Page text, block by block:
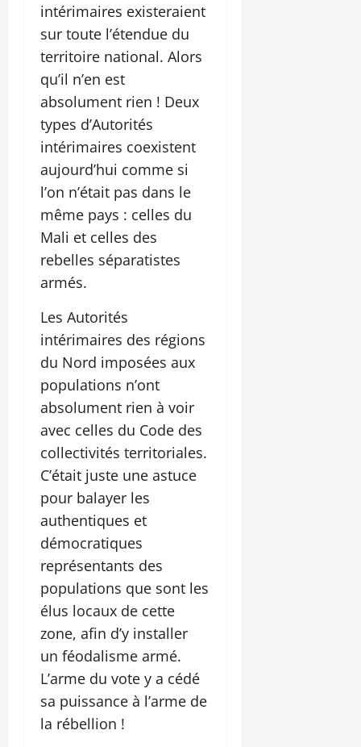
intérimaires existeraient
sur toute l’étendue du
territoire national. Alors
qu’il n’en est
absolument rien ! Deux
types d’Autorités
intérimaires coexistent
aujourd’hui comme si
l’on n’était pas dans le
même pays : celles du
Mali et celles des
rebelles séparatistes
armés.
Les Autorités
intérimaires des régions
du Nord imposées aux
populations n’ont
absolument rien à voir
avec celles du Code des
collectivités territoriales.
C’était juste une astuce
pour balayer les
authentiques et
démocratiques
représentants des
populations que sont les
élus locaux de cette
zone, afin d’y installer
un féodalisme armé.
L’arme du vote y a cédé
sa puissance à l’arme de
la rébellion !